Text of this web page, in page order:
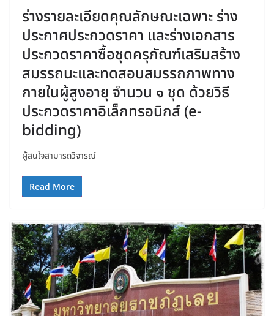
ร่างรายละเอียดคุณลักษณะเฉพาะ ร่าง
ประกาศประกวดราคา และร่างเอกสาร
ประกวดราคาซื้อชุดครุภัณฑ์เสริมสร้าง
สมรรถนะและทดสอบสมรรถภาพทาง
กายในผู้สูงอายุ จำนวน ๑ ชุด ด้วยวิธี
ประกวดราคาอิเล็กทรอนิกส์ (e-
bidding)
ผู้สนใจสามารถวิจารณ์
Read More